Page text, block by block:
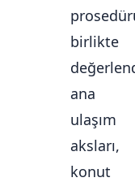
birlikte
ana
ulaşım
aksları,
konut